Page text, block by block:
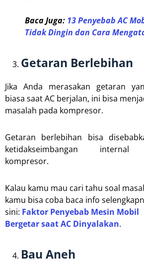
Baca Juga: 13 Penyebab AC
Tidak Dingin dan Cara
Getaran Berlebihan
Jika Anda merasakan getaran
biasa saat AC berjalan, ini bisa
masalah pada kompresor.
Getaran berlebihan bisa
ketidakseimbangan internal
kompresor.
Kalau kamu mau cari tahu soal
kamu bisa coba baca info
sini: Faktor Penyebab Mesin Mobil
Bergetar saat AC Dinyalakan.
Bau Aneh